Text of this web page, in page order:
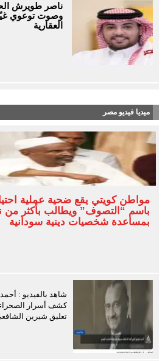
وصوت توعوي غيّر
العقارية
ميديا فيديو مصر
مواطن كويتي يقع ضحية عملية
باسم “التصوف” ويطالب بأكثر
بمساعدة شخصيات دينية سودانية
شاهد بالفيديو :
كشف أسرار الصحراء
تعليق شيرين